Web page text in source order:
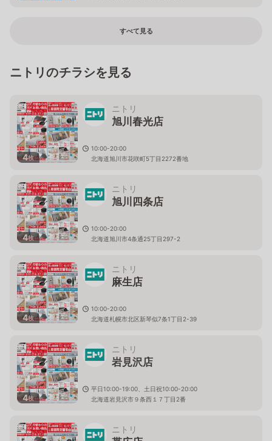
すべて見る
ニトリのチラシを見る
4枚
ニトリ
旭川春光店
10:00-20:00
北海道旭川市花咲町5丁目2272番地
4枚
ニトリ
旭川四条店
10:00-20:00
北海道旭川市4条通25丁目297-2
4枚
ニトリ
麻生店
10:00-20:00
北海道札幌市北区新琴似7条1丁目2-39
4枚
ニトリ
岩見沢店
平日10:00-19:00、土日祝10:00-20:00
北海道岩見沢市９条西１７丁目2番
ニトリ